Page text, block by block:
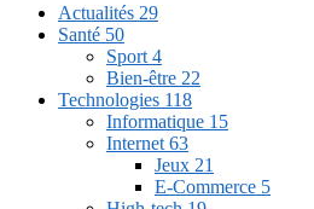
Actualités 29
Santé 50
Sport 4
Bien-être 22
Technologies 118
Informatique 15
Internet 63
Jeux 21
E-Commerce 5